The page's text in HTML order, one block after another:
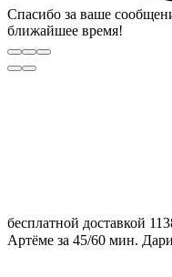
Спасибо за ваше
ближайшее время!
бесплатной доставкой
Артёме за 45/60 мин.